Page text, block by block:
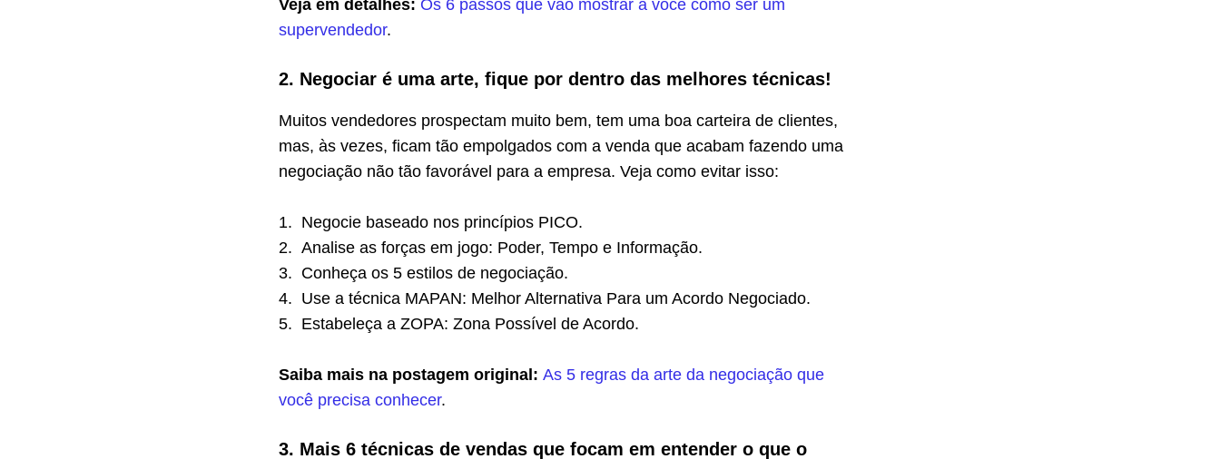
Veja em detalhes: Os 6 passos que vão mostrar a você como ser um
supervendedor.
2. Negociar é uma arte, fique por dentro das melhores técnicas!
Muitos vendedores prospectam muito bem, tem uma boa carteira de clientes,
mas, às vezes, ficam tão empolgados com a venda que acabam fazendo uma
negociação não tão favorável para a empresa. Veja como evitar isso:
1. Negocie baseado nos princípios PICO.
2. Analise as forças em jogo: Poder, Tempo e Informação.
3. Conheça os 5 estilos de negociação.
4. Use a técnica MAPAN: Melhor Alternativa Para um Acordo Negociado.
5. Estabeleça a ZOPA: Zona Possível de Acordo.
Saiba mais na postagem original: As 5 regras da arte da negociação que
você precisa conhecer.
3. Mais 6 técnicas de vendas que focam em entender o que o